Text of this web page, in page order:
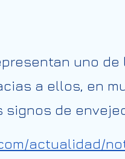
uno
a ellos, en
signos de
actualidad/